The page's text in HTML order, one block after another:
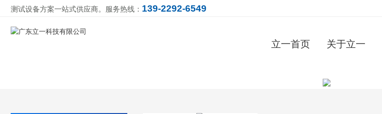
测试设备方案一站式供应商。服务热线： 139-2292-6549
立一首页 关于立一